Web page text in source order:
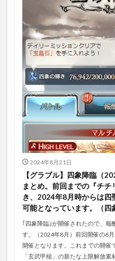
2024年8月21日
【グラブル】四象降臨（
まとめ。前回までの『チ
き、2024年8月時からは四
可能となっています。（四
｢四象降臨｣が開催されたので、報
す。（2024年8月）前回開催の6
開催となります。これまでの開催
「玄武甲槌」の新たな上限解放